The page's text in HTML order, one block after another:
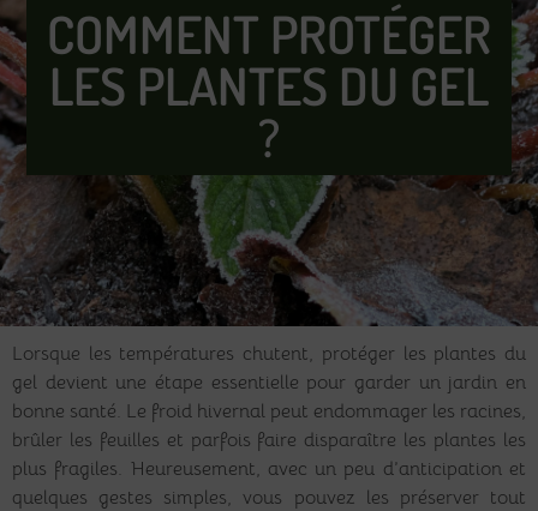
COMMENT PROTÉGER
LES PLANTES DU GEL
?
Lorsque les températures chutent, protéger les plantes du
gel devient une étape essentielle pour garder un jardin en
bonne santé. Le froid hivernal peut endommager les racines,
brûler les feuilles et parfois faire disparaître les plantes les
plus fragiles. Heureusement, avec un peu d’anticipation et
quelques gestes simples, vous pouvez les préserver tout